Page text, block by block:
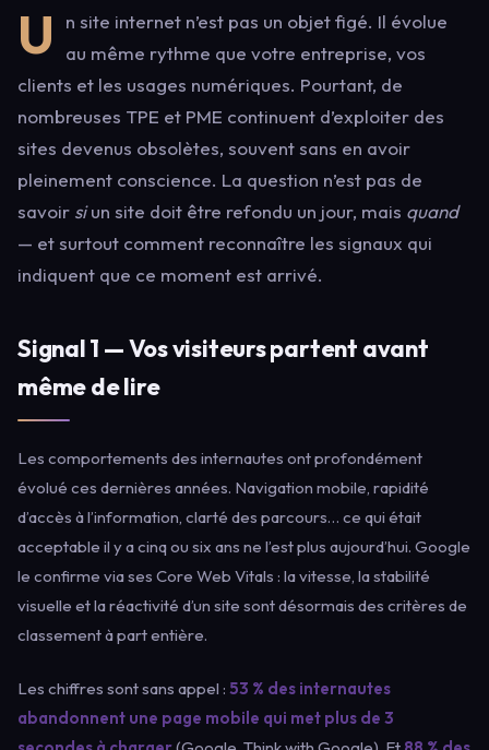
U
n site internet n’est pas un objet figé. Il évolue
au même rythme que votre entreprise, vos
clients et les usages numériques. Pourtant, de
nombreuses TPE et PME continuent d’exploiter des
sites devenus obsolètes, souvent sans en avoir
pleinement conscience. La question n’est pas de
savoir siun site doit être refondu un jour, mais quand
— et surtout comment reconnaître les signaux qui
indiquent que ce moment est arrivé.
Signal 1 — Vos visiteurs partent avant
même de lire
Les comportements des internautes ont profondément
évolué ces dernières années. Navigation mobile, rapidité
d’accès à l’information, clarté des parcours… ce qui était
acceptable il y a cinq ou six ans ne l’est plus aujourd’hui. Google
le confirme via ses Core Web Vitals : la vitesse, la stabilité
visuelle et la réactivité d’un site sont désormais des critères de
classement à part entière.
Les chiffres sont sans appel : 53 % des internautes
abandonnent une page mobile qui met plus de 3